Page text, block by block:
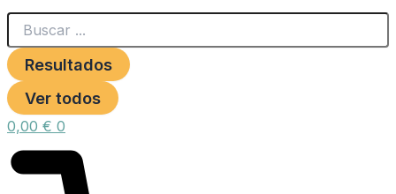
Resultados
Ver todos
0,00 € 0